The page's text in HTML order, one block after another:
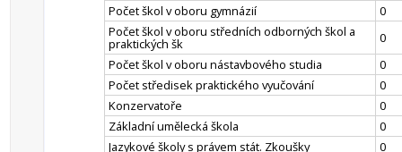
Počet škol v oboru gymnázií
0
Počet škol v oboru středních odborných škol a
praktických šk
0
Počet škol v oboru nástavbového studia
0
Počet středisek praktického vyučování
0
Konzervatoře
0
Základní umělecká škola
0
Jazykové školy s právem stát. Zkoušky
0